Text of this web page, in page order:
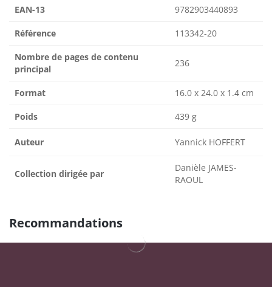
EAN-13 9782903440893
Référence 113342-20
Nombre de pages de contenu
principal
236
Format 16.0 x 24.0 x 1.4 cm
Poids 439 g
Auteur Yannick HOFFERT
Collection dirigée par
Danièle JAMES-
RAOUL
Recommandations